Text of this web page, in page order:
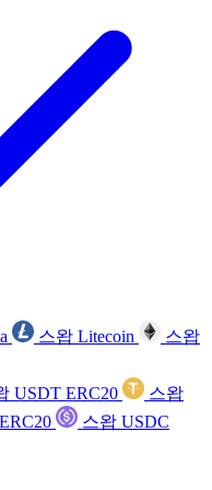
스왑 Litecoin
스왑
USDT ERC20
스왑
스왑 USDC